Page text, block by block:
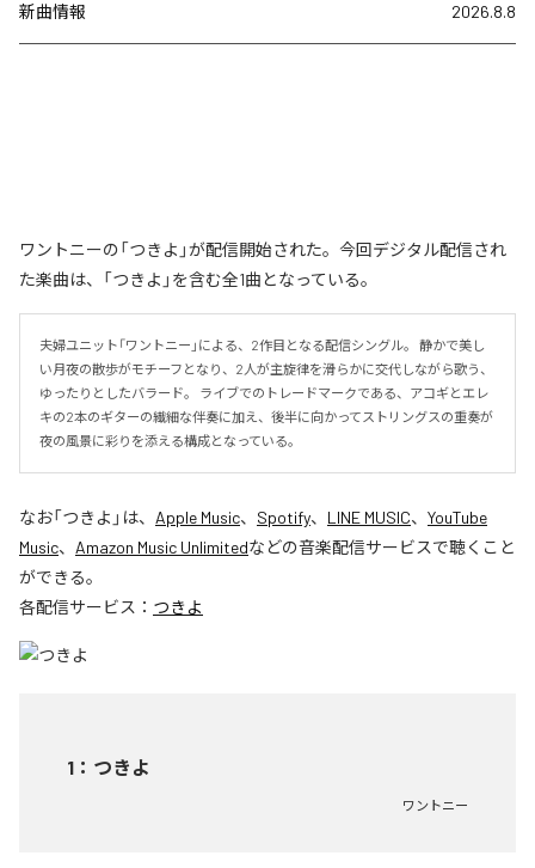
新曲情報 2026.8.8
ワントニーの「つきよ」が配信開始された。今回デジタル配信され
た楽曲は、「つきよ」を含む全1曲となっている。
夫婦ユニット「ワントニー」による、2作目となる配信シングル。 静かで美し
い月夜の散歩がモチーフとなり、2人が主旋律を滑らかに交代しながら歌う、
ゆったりとしたバラード。 ライブでのトレードマークである、アコギとエレ
キの2本のギターの繊細な伴奏に加え、後半に向かってストリングスの重奏が
夜の風景に彩りを添える構成となっている。
なお「つきよ 」は、 Apple Music、 Spotify、 LINE MUSIC、 YouTube
Music、 Amazon Music Unlimitedなどの音楽配信サービスで聴くこと
ができる。
各配信サービス： つきよ
1 ： つきよ
ワントニー